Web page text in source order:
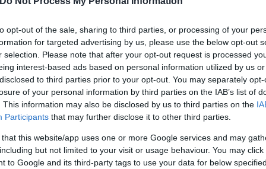
opt-out of the sale, sharing to third parties, or processing of your
for targeted advertising by us, please use the below opt-out
selection. Please note that after your opt-out request is processed
interest-based ads based on personal information utilized by us
to third parties prior to your opt-out. You may separately
of your personal information by third parties on the IAB’s list of
This information may also be disclosed by us to third parties on the
Participants that may further disclose it to other third parties.
that this website/app uses one or more Google services and may
but not limited to your visit or usage behaviour. You may
to Google and its third-party tags to use your data for below
δηλαδή οι παρεμβάσεις στο μισθολόγιο των
της δημόσιας απασχόλησης στο